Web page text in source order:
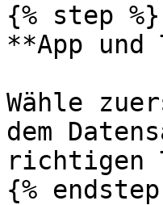
{% step %}
**App und
Wähle
dem
richtigen
{%